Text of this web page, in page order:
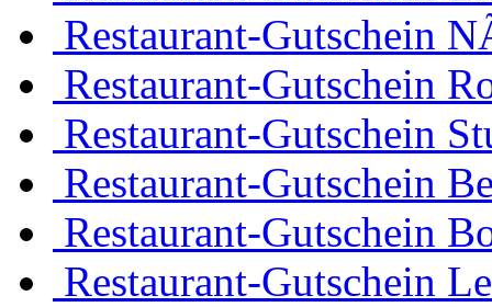
Restaurant-Gutschein
Restaurant-Gutschein
Restaurant-Gutschein
Restaurant-Gutschein
Restaurant-Gutschein
Restaurant-Gutschein